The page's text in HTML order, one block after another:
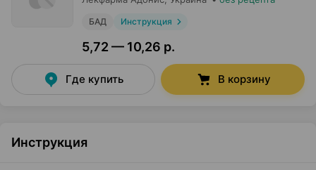
БАД Инструкция
5,72 — 10,26 р.
Где купить В корзину
Инструкция